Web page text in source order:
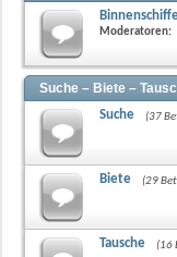
Moderatoren:
Suche – Biete –
Suche (37
Biete (29
Tausche (16